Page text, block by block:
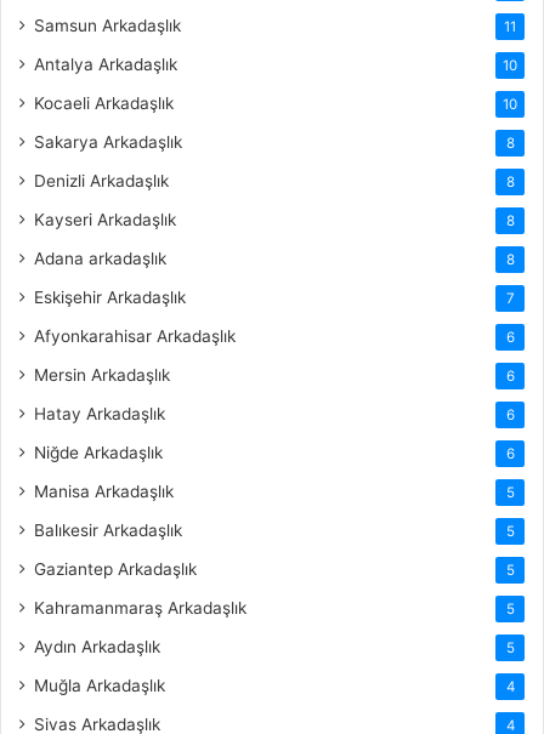
Samsun Arkadaşlık 11
Antalya Arkadaşlık 10
Kocaeli Arkadaşlık 10
Sakarya Arkadaşlık 8
Denizli Arkadaşlık 8
Kayseri Arkadaşlık 8
Adana arkadaşlık 8
Eskişehir Arkadaşlık 7
Afyonkarahisar Arkadaşlık 6
Mersin Arkadaşlık 6
Hatay Arkadaşlık 6
Niğde Arkadaşlık 6
Manisa Arkadaşlık 5
Balıkesir Arkadaşlık 5
Gaziantep Arkadaşlık 5
Kahramanmaraş Arkadaşlık 5
Aydın Arkadaşlık 5
Muğla Arkadaşlık 4
Sivas Arkadaşlık 4